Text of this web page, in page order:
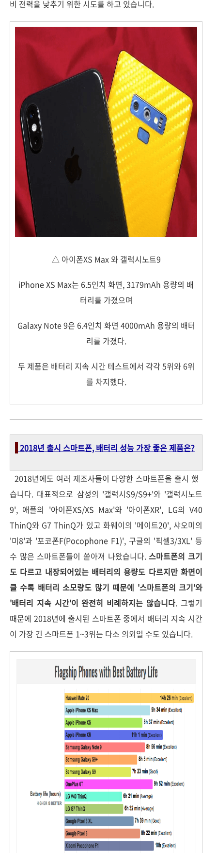
비 전력을 낮추기 위한 시도를 하고 있습니다.
△ 아이폰XS Max 와 갤럭시노트9
iPhone XS Max는 6.5인치 화면, 3179mAh 용량의 배
터리를 가졌으며
Galaxy Note 9은 6.4인치 화면 4000mAh 용량의 배터
리를 가졌다.
두 제품은 배터리 지속 시간 테스트에서 각각 5위와 6위
를 차지했다.
- 2018년 출시 스마트폰, 배터리 성능 가장 좋은 제품은?
2018년에도 여러 제조사들이 다양한 스마트폰을 출시 했
습니다. 대표적으로 삼성의 '갤럭시S9/S9+'와 '갤럭시노트
9', 애플의 '아이폰XS/XS Max'와 '아이폰XR', LG의 V40
ThinQ와 G7 ThinQ가 있고 화웨이의 '메이트20', 샤오미의
'미8'과 '포코폰F(Pocophone F1)', 구글의 '픽셀3/3XL' 등
수 많은 스마트폰들이 쏟아져 나왔습니다.스마트폰의 크기
도 다르고 내장되어있는 배터리의 용량도 다르지만 화면이
클 수록 배터리 소모량도 많기 때문에 '스마트폰의 크기'와
'배터리 지속 시간'이 완전히 비례하지는 않습니다. 그렇기
때문에 2018년에 출시된 스마트폰 중에서 배터리 지속 시간
이 가장 긴 스마트폰 1~3위는 다소 의외일 수도 있습니다.